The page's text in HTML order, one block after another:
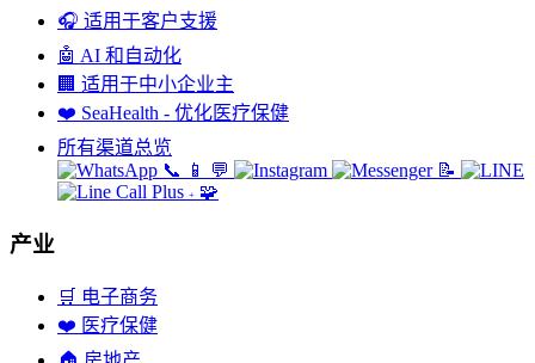
🎧 适用于客户支援
🤖 AI 和自动化
🏢 适用于中小企业主
❤️ SeaHealth - 优化医疗保健
所有渠道总览
📞
📱 💬 📝
+ 🧩
产业
🛒 电子商务
❤️ 医疗保健